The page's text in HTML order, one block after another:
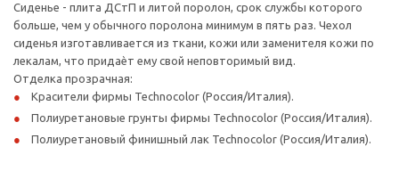
Сиденье - плита ДСтП и литой поролон, срок службы которого
больше, чем у обычного поролона минимум в пять раз. Чехол
сиденья изготавливается из ткани, кожи или заменителя кожи по
лекалам, что придаѐт ему свой неповторимый вид.
Отделка прозрачная:
Красители фирмы Technocolor (Россия/Италия).
Полиуретановые грунты фирмы Technocolor (Россия/Италия).
Полиуретановый финишный лак Technocolor (Россия/Италия).